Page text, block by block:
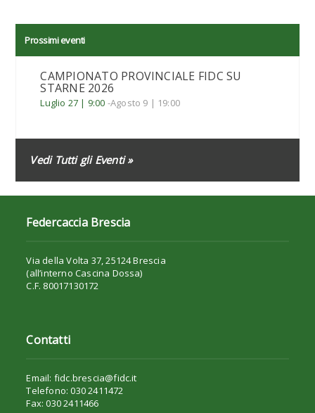
Prossimi eventi
CAMPIONATO PROVINCIALE FIDC SU
STARNE 2026
Luglio 27 | 9:00 -Agosto 9 | 19:00
Vedi Tutti gli Eventi »
Federcaccia Brescia
Via della Volta 37, 25124 Brescia
(all’interno Cascina Dossa)
C.F. 80017130172
Contatti
Email: fidc.brescia@fidc.it
Telefono: 030 2411472
Fax: 030 2411466